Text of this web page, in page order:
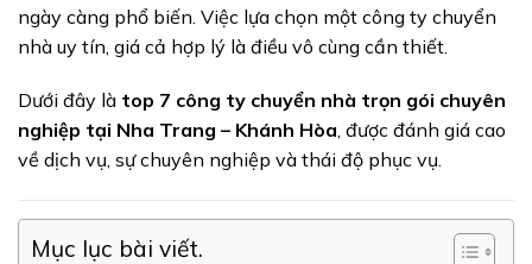
ngày càng phổ biến. Việc lựa chọn một công ty chuyển
nhà uy tín, giá cả hợp lý là điều vô cùng cần thiết.
Dưới đây là top 7 công ty chuyển nhà trọn gói chuyên
nghiệp tại Nha Trang – Khánh Hòa, được đánh giá cao
về dịch vụ, sự chuyên nghiệp và thái độ phục vụ.
Mục lục bài viết.